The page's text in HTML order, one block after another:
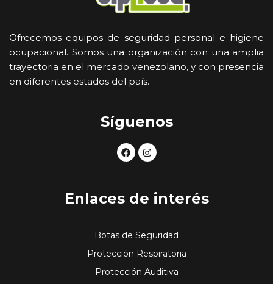
Ofrecemos equipos de seguridad personal e higiene
ocupacional. Somos una organización con una amplia
trayectoria en el mercado venezolano, y con presencia
en diferentes estados del país.
Síguenos
F
a
c
o
I
n
s
g
r
Enlaces de interés
Botas de Seguridad
Protección Respiratoria
Protección Auditiva